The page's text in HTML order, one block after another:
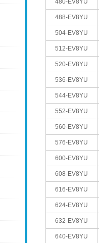
480-EV8YU
488-EV8YU
504-EV8YU
512-EV8YU
520-EV8YU
536-EV8YU
544-EV8YU
552-EV8YU
560-EV8YU
576-EV8YU
600-EV8YU
608-EV8YU
616-EV8YU
624-EV8YU
632-EV8YU
640-EV8YU